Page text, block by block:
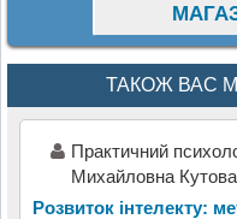
ТАКОЖ ВАС
Практичний
Михайловна
Розвиток інтелекту: